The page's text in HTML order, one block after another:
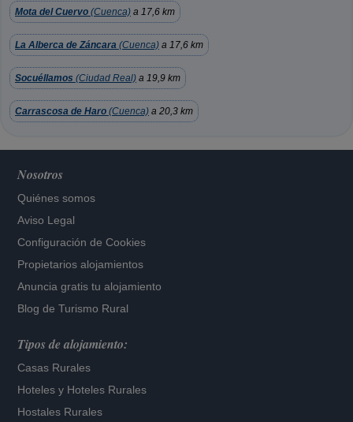
Mota del Cuervo (Cuenca) a 17,6 km
La Alberca de Záncara (Cuenca) a 17,6 km
Socuéllamos (Ciudad Real) a 19,9 km
Carrascosa de Haro (Cuenca) a 20,3 km
Nosotros
Quiénes somos
Aviso Legal
Configuración de Cookies
Propietarios alojamientos
Anuncia gratis tu alojamiento
Blog de Turismo Rural
Tipos de alojamiento:
Casas Rurales
Hoteles y Hoteles Rurales
Hostales Rurales